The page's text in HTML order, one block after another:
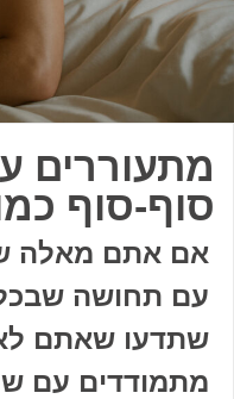
מתעוררים
סוף-סוף
אם אתם מאלה
עם תחושה
שתדעו שאתם
מתמודדים עם